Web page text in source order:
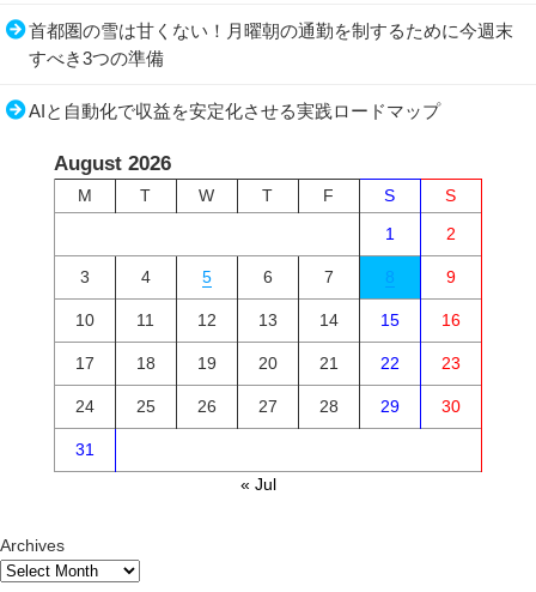
首都圏の雪は甘くない！月曜朝の通勤を制するために今週末
すべき3つの準備
AIと自動化で収益を安定化させる実践ロードマップ
August 2026
M T W T F S
S
1
2
3 4 5 6 7 8 9
10 11 12 13 14 15 16
17 18 19 20 21 22 23
24 25 26 27 28 29 30
31
« Jul
Archives